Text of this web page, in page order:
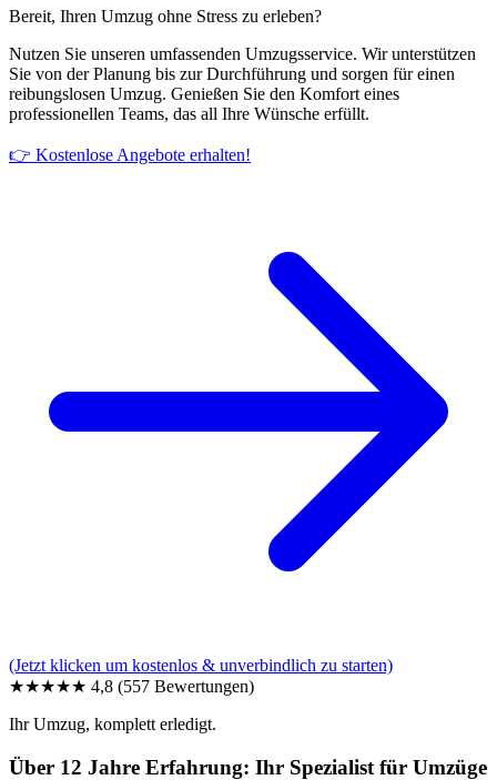
Bereit, Ihren Umzug ohne Stress zu erleben?
Nutzen Sie unseren umfassenden Umzugsservice. Wir unterstützen
Sie von der Planung bis zur Durchführung und sorgen für einen
reibungslosen Umzug. Genießen Sie den Komfort eines
professionellen Teams, das all Ihre Wünsche erfüllt.
👉 Kostenlose Angebote erhalten!
(Jetzt klicken um kostenlos & unverbindlich zu starten)
★★★★★ 4,8 (557 Bewertungen)
Ihr Umzug, komplett erledigt.
Über 12 Jahre Erfahrung: Ihr Spezialist für Umzüge